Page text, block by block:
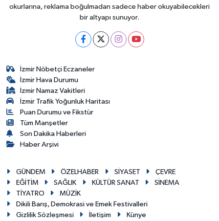
okurlarına, reklama boğulmadan sadece haber okuyabilecekleri
bir altyapı sunuyor.
İzmir Nöbetçi Eczaneler
İzmir Hava Durumu
İzmir Namaz Vakitleri
İzmir Trafik Yoğunluk Haritası
Puan Durumu ve Fikstür
Tüm Manşetler
Son Dakika Haberleri
Haber Arşivi
GÜNDEM ÖZELHABER SİYASET
ÇEVRE
EĞİTİM
SAĞLIK KÜLTÜR SANAT
SİNEMA
TİYATRO
MÜZİK
Dikili Barış, Demokrasi ve Emek Festivalleri
Gizlilik Sözleşmesi
İletişim Künye